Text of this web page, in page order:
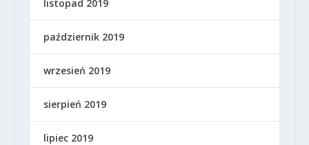
listopad 2019
październik 2019
wrzesień 2019
sierpień 2019
lipiec 2019